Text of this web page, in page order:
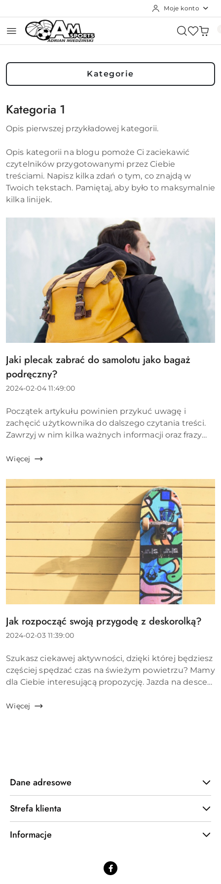
Moje konto
Kategorie
Kategoria 1
Opis pierwszej przykładowej kategorii.
Opis kategorii na blogu pomoże Ci zaciekawić
czytelników przygotowanymi przez Ciebie
treściami. Napisz kilka zdań o tym, co znajdą w
Twoich tekstach. Pamiętaj, aby było to maksymalnie
kilka linijek.
Tytuł
artykułu:
Jaki plecak zabrać do samolotu jako bagaż
podręczny?
Data
2024-02-04 11:49:00
Treść
artykułu:
Początek artykułu powinien przykuć uwagę i
zachęcić użytkownika do dalszego czytania treści.
Zawrzyj w nim kilka ważnych informacji oraz frazy
kupiony? Czas wybrać plecak do samolotu!
Więcej
Tytuł
artykułu:
Jak rozpocząć swoją przygodę z deskorolką?
Data
2024-02-03 11:39:00
Treść
artykułu:
Szukasz ciekawej aktywności, dzięki której będziesz
częściej spędzać czas na świeżym powietrzu? Mamy
dla Ciebie interesującą propozycję. Jazda na desce
nowych znajomości. Wbrew pozorom nie jest...
Więcej
Dane adresowe
Strefa klienta
Informacje